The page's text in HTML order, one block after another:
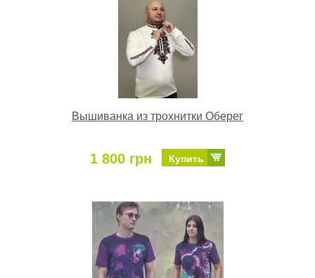
Вышиванка из трохнитки Оберег
1 800 грн Купить